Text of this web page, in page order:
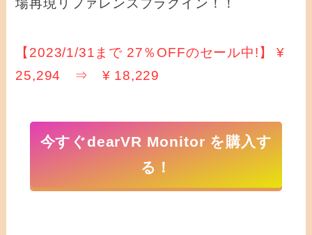
場再現リファレンスプラグイン！！
【2023/1/31まで 27％OFFのセール中!】 ¥
25,294 ⇒ ¥ 18,229
今すぐdearVR Monitor を購入す
る！